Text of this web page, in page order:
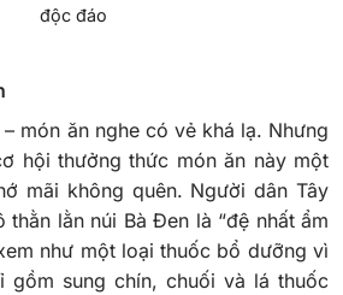
độc đáo
món ăn nghe có vẻ khá lạ. Nhưng
hội thưởng thức món ăn này một
mãi không quên. Người dân Tây
thằn lằn núi Bà Đen là “đệ nhất ẩm
như một loại thuốc bổ dưỡng vì
gồm sung chín, chuối và lá thuốc